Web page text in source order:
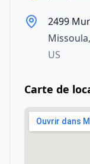
2499
Missoula,
US
Carte de